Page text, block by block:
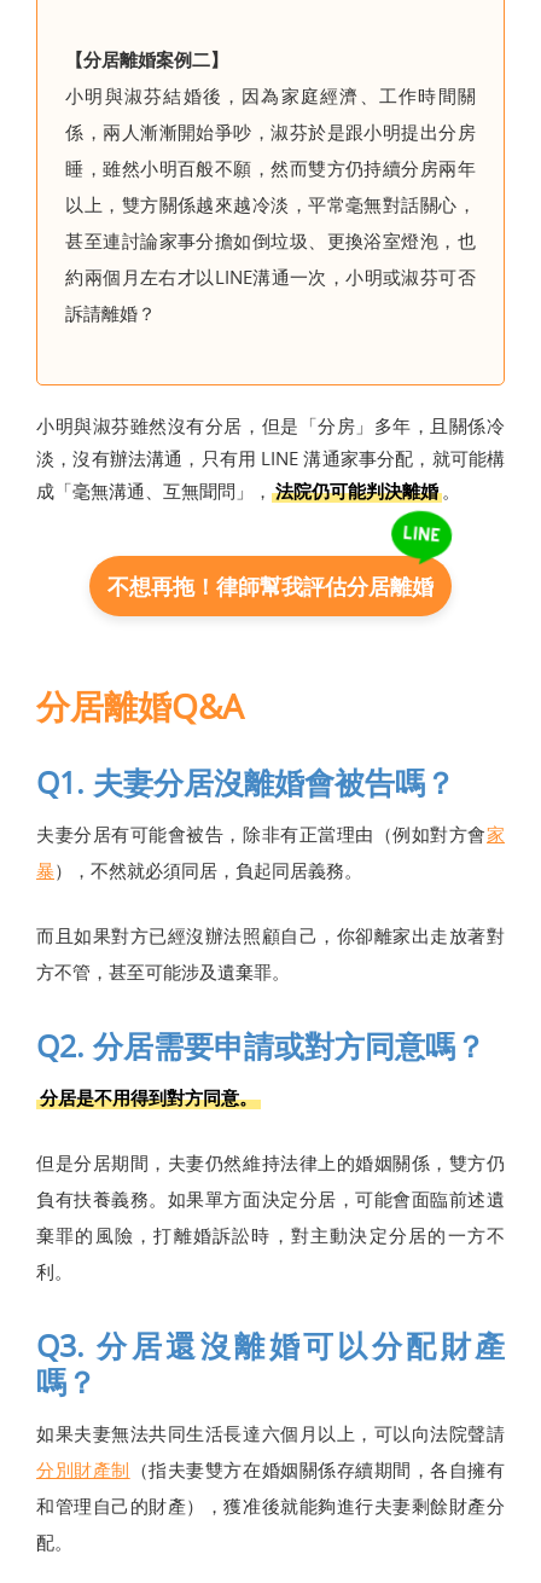
【分居離婚案例二】
小明與淑芬結婚後，因為家庭經濟、工作時間關
係，兩人漸漸開始爭吵，淑芬於是跟小明提出分房
睡，雖然小明百般不願，然而雙方仍持續分房兩年
以上，雙方關係越來越冷淡，平常毫無對話關心，
甚至連討論家事分擔如倒垃圾、更換浴室燈泡，也
約兩個月左右才以LINE溝通一次，小明或淑芬可否
訴請離婚？
小明與淑芬雖然沒有分居，但是「分房」多年，且關係冷
淡，沒有辦法溝通，只有用 LINE 溝通家事分配，就可能構
成「毫無溝通、互無聞問」， 法院仍可能判決離婚 。
不想再拖！律師幫我評估分居離婚
分居離婚Q&A
Q1. 夫妻分居沒離婚會被告嗎？
夫妻分居有可能會被告，除非有正當理由（例如對方會家
暴），不然就必須同居，負起同居義務。
而且如果對方已經沒辦法照顧自己，你卻離家出走放著對
方不管，甚至可能涉及遺棄罪。
Q2. 分居需要申請或對方同意嗎？
分居是不用得到對方同意。
但是分居期間，夫妻仍然維持法律上的婚姻關係，雙方仍
負有扶養義務。如果單方面決定分居，可能會面臨前述遺
棄罪的風險，打離婚訴訟時，對主動決定分居的一方不
利。
Q3. 分居還沒離婚可以分配財產
嗎？
如果夫妻無法共同生活長達六個月以上，可以向法院聲請
分別財產制 （指夫妻雙方在婚姻關係存續期間，各自擁有
和管理自己的財產），獲准後就能夠進行夫妻剩餘財產分
配。